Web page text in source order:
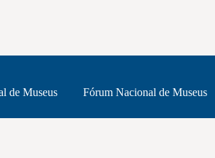
de Museus Fórum Nacional de Museus